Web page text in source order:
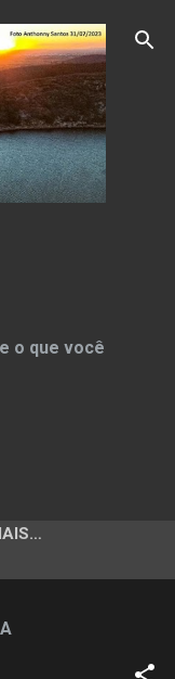
o que você